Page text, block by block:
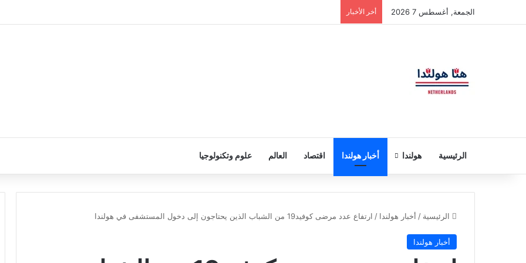
الجمعة, أغسطس 7 2026 أخر الأخبار
الرئيسية هولندا أخبار هولندا اقتصاد العالم علوم وتكنولوجيا
الرئيسية / أخبار هولندا / ارتفاع عدد مرضى كوفيد19 من الشباب الذين يحتاجون إلى دخول المستشفى في هولندا
أخبار هولندا